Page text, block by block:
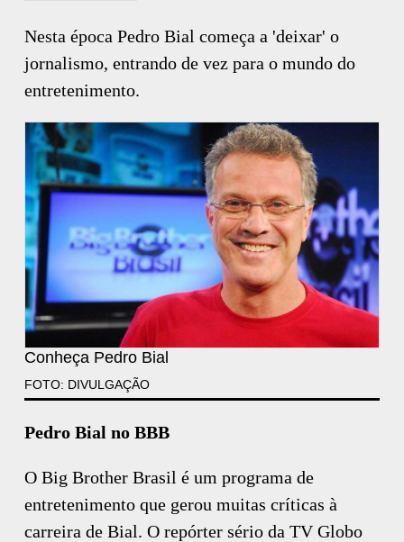
Nesta época Pedro Bial começa a 'deixar' o
jornalismo, entrando de vez para o mundo do
entretenimento.
Conheça Pedro Bial
FOTO: DIVULGAÇÃO
Pedro Bial no BBB
O Big Brother Brasil é um programa de
entretenimento que gerou muitas críticas à
carreira de Bial. O repórter sério da TV Globo